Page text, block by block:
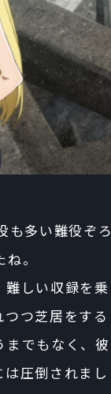
も多い難役ぞろ
。
しい収録を乗
つ芝居をする
までもなく、彼
圧倒されまし